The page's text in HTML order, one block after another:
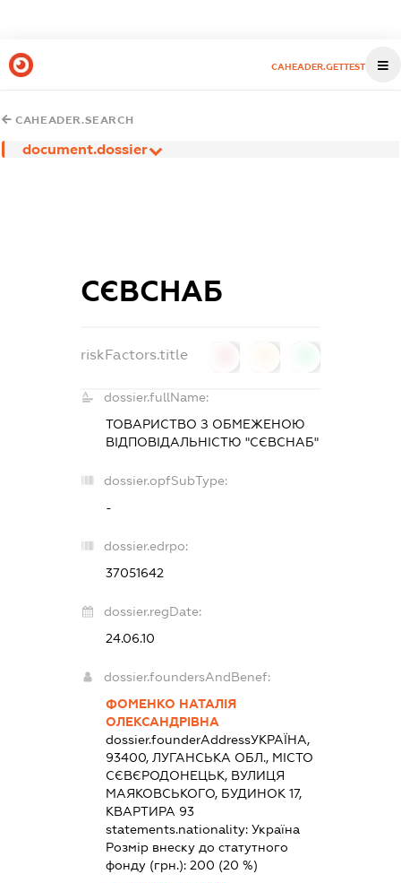
CAHEADER.GETTEST
CAHEADER.SEARCH
document.dossier
СЄВСНАБ
riskFactors.title
dossier.fullName:
ТОВАРИСТВО З ОБМЕЖЕНОЮ
ВІДПОВІДАЛЬНІСТЮ "СЄВСНАБ"
dossier.opfSubType:
-
dossier.edrpo:
37051642
dossier.regDate:
24.06.10
dossier.foundersAndBenef:
ФОМЕНКО НАТАЛІЯ
ОЛЕКСАНДРІВНА
dossier.founderAddressУКРАЇНА,
93400, ЛУГАНСЬКА ОБЛ., МІСТО
СЄВЄРОДОНЕЦЬК, ВУЛИЦЯ
МАЯКОВСЬКОГО, БУДИНОК 17,
КВАРТИРА 93
statements.nationality: Україна
Розмір внеску до статутного
фонду (грн.): 200 (20 %)